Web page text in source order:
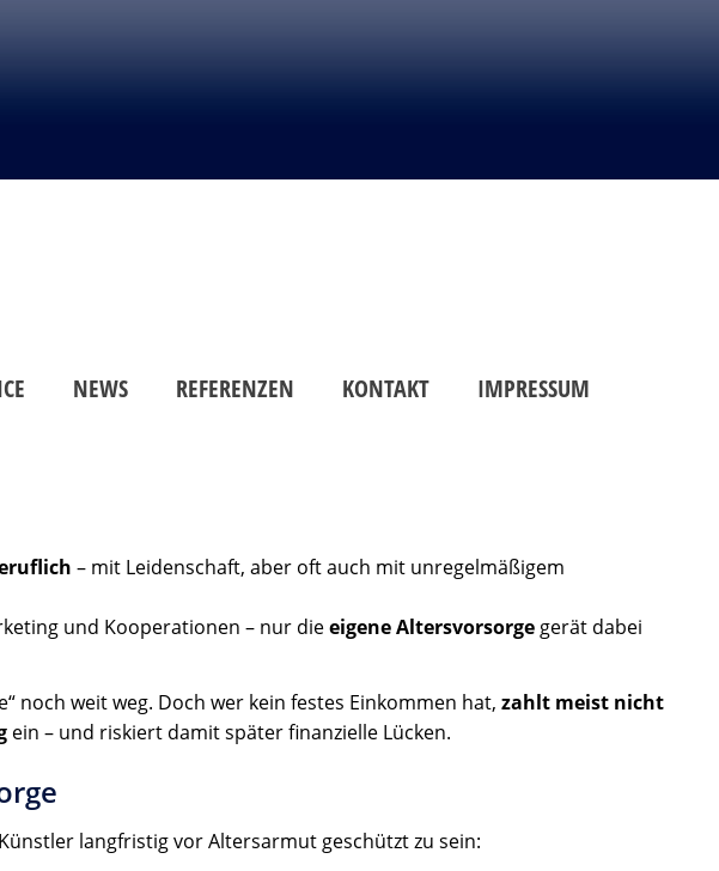
NEWS REFERENZEN KONTAKT IMPRESSUM
– mit Leidenschaft, aber oft auch mit unregelmäßigem
und Kooperationen – nur dieeigene Altersvorsorge gerät dabei
noch weit weg. Doch wer kein festes Einkommen hat, zahlt meist nicht
ein – und riskiert damit später finanzielle Lücken.
langfristig vor Altersarmut geschützt zu sein: